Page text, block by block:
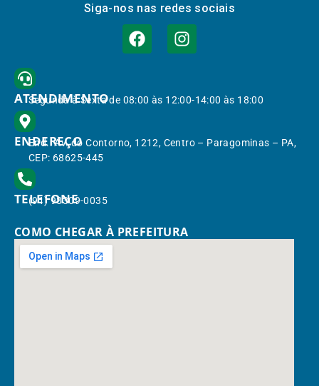
Siga-nos nas redes sociais
ATENDIMENTO
Segunda à Sexta de 08:00 às 12:00-14:00 às 18:00
ENDEREÇO
End.: Av. do Contorno, 1212, Centro – Paragominas – PA,
CEP: 68625-445
TELEFONE
(91) 98309-0035
COMO CHEGAR À PREFEITURA